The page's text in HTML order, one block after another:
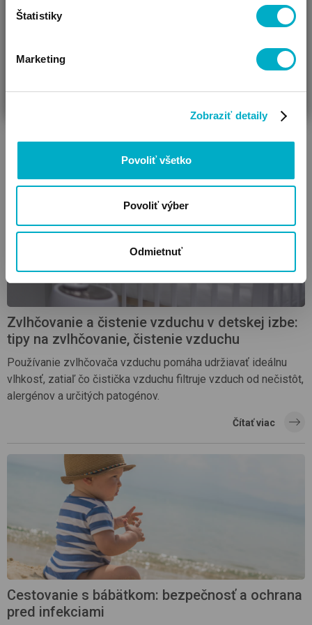
Štatistiky
Marketing
Zobraziť detaily
Povoliť všetko
Povoliť výber
Odmietnuť
www.shutterstock.com
zdravie
SÚVISIACE ČLÁNKY
Zvlhčovanie a čistenie vzduchu v detskej izbe:
tipy na zvlhčovanie, čistenie vzduchu
Používanie zvlhčovača vzduchu pomáha udržiavať ideálnu
vlhkosť, zatiaľ čo čistička vzduchu filtruje vzduch od nečistôt,
alergénov a určitých patogénov.
Čítať viac
Cestovanie s bábätkom: bezpečnosť a ochrana
pred infekciami